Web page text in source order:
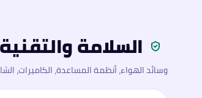
السلامة والتقنية
وسائد الهواء، أنظمة المساعدة، الكاميرات،